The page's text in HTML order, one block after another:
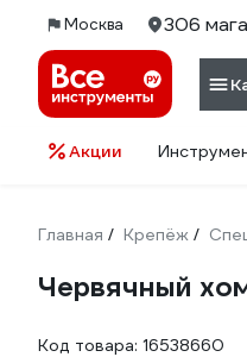
Москва 306
Акции
Главная / Крепёж /
Червячный
Код товара: 16538660